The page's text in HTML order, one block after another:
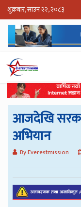
शुक्रबार, साउन २२, २०८३
आजदेखि
अभियान
By Everestmission